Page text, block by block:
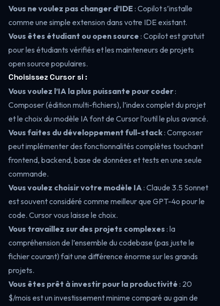
Vous ne voulez pas changer d’IDE : Copilot s’installe
comme une simple extension dans votre IDE existant.
Vous êtes étudiant ou open source : Copilot est gratuit
pour les étudiants vérifiés et les mainteneurs de projets
open source populaires.
Choisissez Cursor si :
Vous voulez l’IA la plus puissante pour coder:
Composer (édition multi-fichiers), l’index complet du projet
et le choix du modèle IA font de Cursor l’outil le plus avancé.
Vous faites du développement full-stack: Composer
peut implémenter des fonctionnalités complètes touchant
frontend, backend, base de données et tests en une seule
commande.
Vous voulez choisir votre modèle IA: Claude 3.5 Sonnet
est souvent considéré comme meilleur que GPT-4o pour le
code. Cursor vous laisse le choix.
Vous travaillez sur des projets complexes : la
compréhension de l’ensemble du codebase (pas juste le
fichier courant) fait une différence énorme sur les grands
projets.
Vous êtes prêt à investir pour la productivité : 20
$/mois est un investissement minime comparé au gain de